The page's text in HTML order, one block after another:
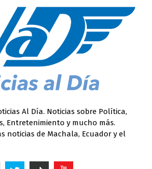
Al Día. Noticias sobre Política,
Entretenimiento y mucho más.
noticias de Machala, Ecuador y el